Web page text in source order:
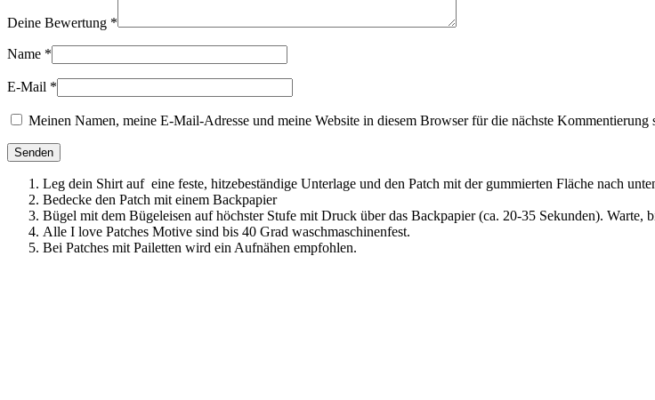
Deine Bewertung *
Name *
E-Mail *
Meinen Namen, meine E-Mail-Adresse und meine Website in diesem Browser für die nächste Kommentierung
Leg dein Shirt auf eine feste, hitzebeständige Unterlage und den Patch mit der gummierten Fläche nach
Bedecke den Patch mit einem Backpapier
Bügel mit dem Bügeleisen auf höchster Stufe mit Druck über das Backpapier (ca. 20-35 Sekunden).
Alle I love Patches Motive sind bis 40 Grad waschmaschinenfest.
Bei Patches mit Pailetten wird ein Aufnähen empfohlen.